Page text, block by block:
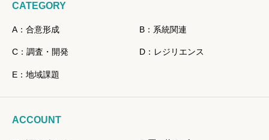
CATEGORY
A：合意形成 B：系統関連
C：調査・開発 D：レジリエンス
E：地域課題
ACCOUNT